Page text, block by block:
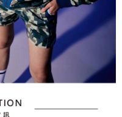
或監護人之同意方可使用
之損失，本公司不負相關責
帳號之用戶狀況，依本公司即
之情形，本公司將視審查結果
冊。若發現惡意使用之情形，
用額度並採取法律行動。